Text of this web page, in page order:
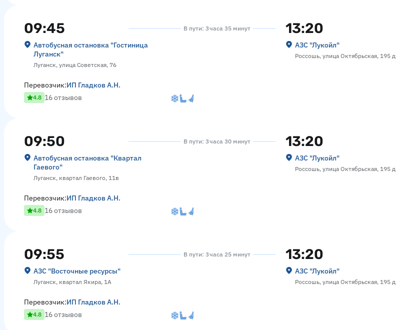
09:45
Автобусная остановка "Гостиница
Луганск"
Луганск, улица Советская, 76
В пути: 3 часа 35 минут 13:20
АЗС "Лукойл"
Россошь, улица Октябрьская, 195 д
Перевозчик:ИП Гладков А.Н.
4.8 16 отзывов
09:50
Автобусная остановка "Квартал
Гаевого"
Луганск, квартал Гаевого, 11в
В пути: 3 часа 30 минут 13:20
АЗС "Лукойл"
Россошь, улица Октябрьская, 195 д
Перевозчик:ИП Гладков А.Н.
4.8 16 отзывов
09:55
АЗС "Восточные ресурсы"
Луганск, квартал Якира, 1А
В пути: 3 часа 25 минут 13:20
АЗС "Лукойл"
Россошь, улица Октябрьская, 195 д
Перевозчик:ИП Гладков А.Н.
4.8 16 отзывов